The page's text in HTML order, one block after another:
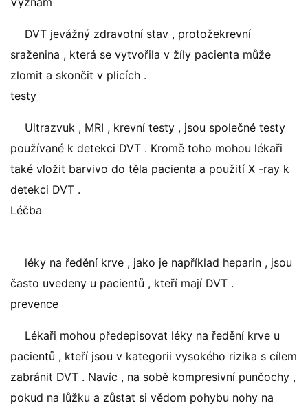
DVT jevážný zdravotní stav , protožekrevní
sraženina , která se vytvořila v žíly pacienta může
zlomit a skončit v plicích .
testy
Ultrazvuk , MRI , krevní testy , jsou společné testy
používané k detekci DVT . Kromě toho mohou lékaři
také vložit barvivo do těla pacienta a použití X -ray k
detekci DVT .
Léčba
léky na ředění krve , jako je například heparin , jsou
často uvedeny u pacientů , kteří mají DVT .
prevence
Lékaři mohou předepisovat léky na ředění krve u
pacientů , kteří jsou v kategorii vysokého rizika s cílem
zabránit DVT . Navíc , na sobě kompresivní punčochy ,
pokud na lůžku a zůstat si vědom pohybu nohy na